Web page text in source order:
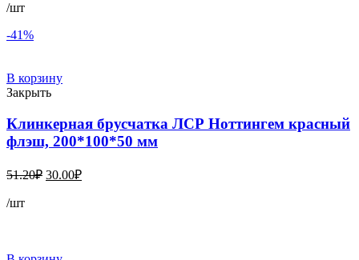
/шт
-41%
В корзину
Закрыть
Клинкерная брусчатка ЛСР Ноттингем красный
флэш, 200*100*50 мм
51.20₽ Первоначальная
30.00₽Текущая
/шт